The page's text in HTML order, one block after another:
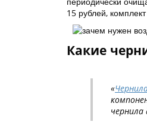
15 рублей,
Какие
«